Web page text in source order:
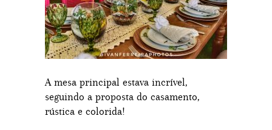
A mesa principal estava incrível,
seguindo a proposta do casamento,
rústica e colorida!